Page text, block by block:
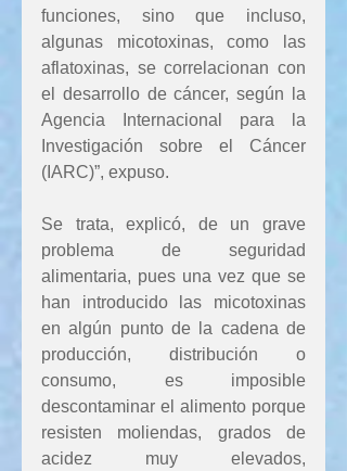
funciones, sino que incluso,
algunas micotoxinas, como las
aflatoxinas, se correlacionan con
el desarrollo de cáncer, según la
Agencia Internacional para la
Investigación sobre el Cáncer
(IARC)”, expuso.
Se trata, explicó, de un grave
problema de seguridad
alimentaria, pues una vez que se
han introducido las micotoxinas
en algún punto de la cadena de
producción, distribución o
consumo, es imposible
descontaminar el alimento porque
resisten moliendas, grados de
acidez muy elevados,